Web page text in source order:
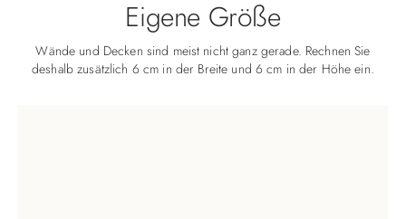
Eigene Größe
Wände und Decken sind meist nicht ganz gerade. Rechnen Sie
deshalb zusätzlich 6 cm in der Breite und 6 cm in der Höhe ein.